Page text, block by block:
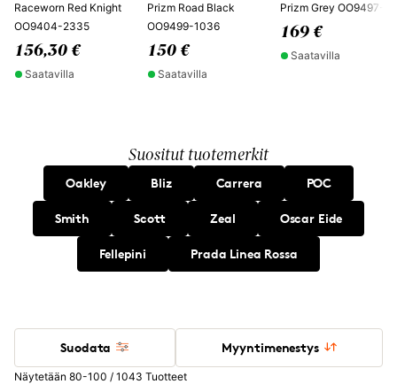
Raceworn Red Knight
OO9404-2335
156,30 €
Saatavilla
Prizm Road Black
OO9499-1036
150 €
Saatavilla
Prizm Grey OO9497-
169 €
Saatavilla
Suositut tuotemerkit
Oakley Bliz Carrera POC
Smith Scott Zeal Oscar Eide
Fellepini Prada Linea Rossa
Suodata Myyntimenestys
Näytetään 80-100 / 1043 Tuotteet